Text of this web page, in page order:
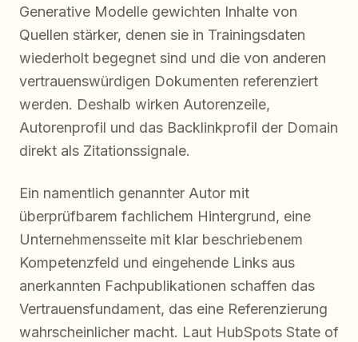
Generative Modelle gewichten Inhalte von
Quellen stärker, denen sie in Trainingsdaten
wiederholt begegnet sind und die von anderen
vertrauenswürdigen Dokumenten referenziert
werden. Deshalb wirken Autorenzeile,
Autorenprofil und das Backlinkprofil der Domain
direkt als Zitationssignale.
Ein namentlich genannter Autor mit
überprüfbarem fachlichem Hintergrund, eine
Unternehmensseite mit klar beschriebenem
Kompetenzfeld und eingehende Links aus
anerkannten Fachpublikationen schaffen das
Vertrauensfundament, das eine Referenzierung
wahrscheinlicher macht. Laut HubSpots State of